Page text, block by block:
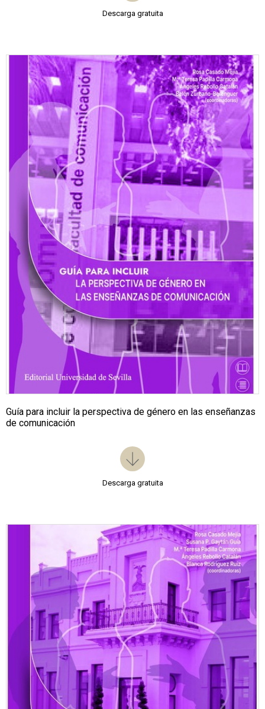
Descarga gratuita
Guía para incluir la perspectiva de género en las enseñanzas
de comunicación
Descarga gratuita